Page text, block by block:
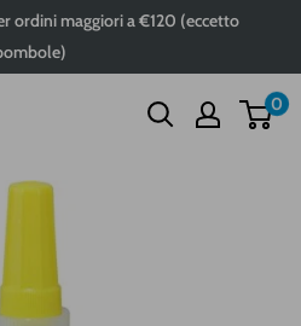
ordini maggiori a €120 (eccetto
0